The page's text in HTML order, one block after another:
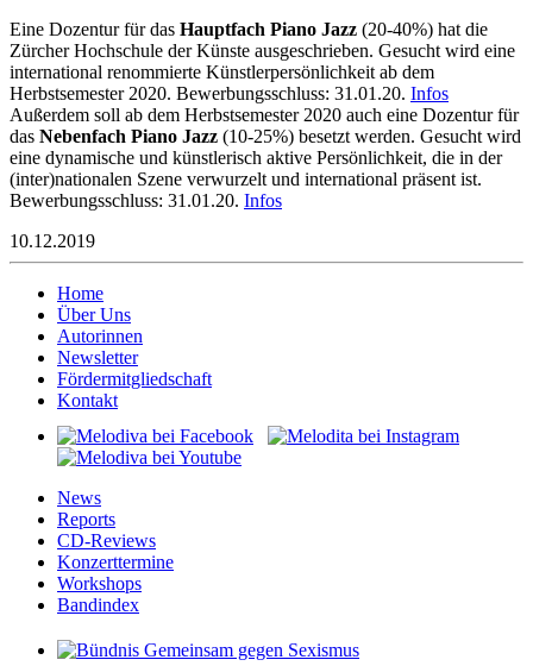
Eine Dozentur für das Hauptfach Piano Jazz (20-40%) hat die
Zürcher Hochschule der Künste ausgeschrieben. Gesucht wird eine
international renommierte Künstlerpersönlichkeit ab dem
Herbstsemester 2020. Bewerbungsschluss: 31.01.20. Infos
Außerdem soll ab dem Herbstsemester 2020 auch eine Dozentur für
das Nebenfach Piano Jazz (10-25%) besetzt werden. Gesucht wird
eine dynamische und künstlerisch aktive Persönlichkeit, die in der
(inter)nationalen Szene verwurzelt und international präsent ist.
Bewerbungsschluss: 31.01.20. Infos
10.12.2019
Home
Über Uns
Autorinnen
Newsletter
Fördermitgliedschaft
Kontakt
News
Reports
CD-Reviews
Konzerttermine
Workshops
Bandindex